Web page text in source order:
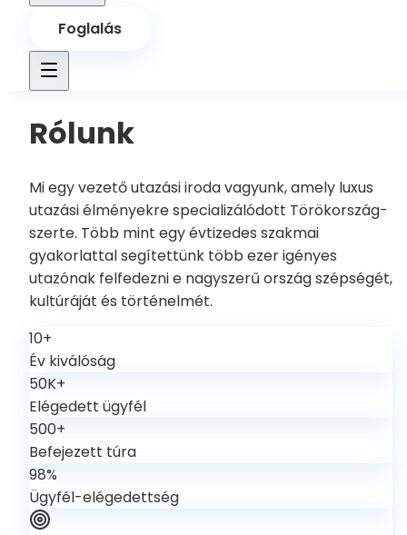
Foglalás
Rólunk
Mi egy vezető utazási iroda vagyunk, amely luxus
utazási élményekre specializálódott Törökország-
szerte. Több mint egy évtizedes szakmai
gyakorlattal segítettünk több ezer igényes
utazónak felfedezni e nagyszerű ország szépségét,
kultúráját és történelmét.
10+
Év kiválóság
50K+
Elégedett ügyfél
500+
Befejezett túra
98%
Ügyfél-elégedettség